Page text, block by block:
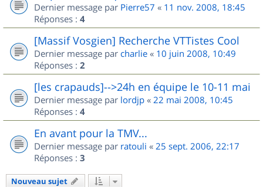
Dernier message par Pierre57 « 11 nov. 2008, 18:45
Réponses : 4
[Massif Vosgien] Recherche VTTistes Cool
Dernier message par charlie « 10 juin 2008, 10:49
Réponses : 2
[les crapauds]-->24h en équipe le 10-11 mai
Dernier message par lordjp « 22 mai 2008, 10:45
Réponses : 4
En avant pour la TMV...
Dernier message par ratouli « 25 sept. 2006, 22:17
Réponses : 3
Nouveau sujet